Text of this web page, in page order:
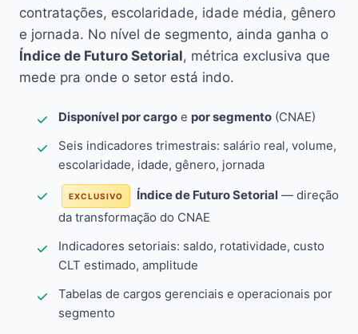
contratações, escolaridade, idade média, gênero
e jornada. No nível de segmento, ainda ganha o
Índice de Futuro Setorial, métrica exclusiva que
mede pra onde o setor está indo.
Disponível por cargo e por segmento (CNAE)
Seis indicadores trimestrais: salário real, volume,
escolaridade, idade, gênero, jornada
EXCLUSIVO Índice de Futuro Setorial — direção
da transformação do CNAE
Indicadores setoriais: saldo, rotatividade, custo
CLT estimado, amplitude
Tabelas de cargos gerenciais e operacionais por
segmento